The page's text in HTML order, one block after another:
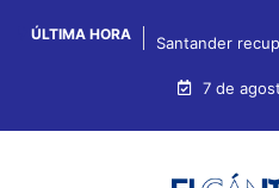
ÚLTIMA HORA Santander
7 de